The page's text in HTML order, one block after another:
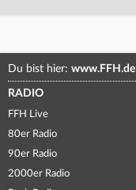
Du bist hier: www.FFH.de
RADIO
FFH Live
80er Radio
90er Radio
2000er Radio